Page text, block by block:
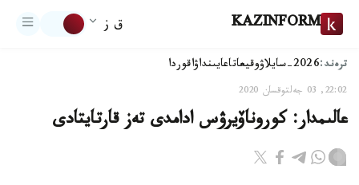
KAZINFORM ق ز
ترەند:2026-سايلاۋ وقيعاتاعايىنداۋاقوردا
22:02, 03 جەلتوقسان 2020
عالىمدار: كوروناۆيرۋس ادامدى تەز قارتايتادى